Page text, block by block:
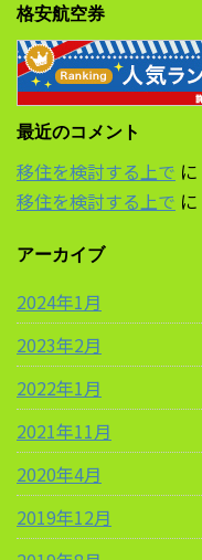
格安航空券
最近のコメント
移住を検討する上で に
移住を検討する上で に
アーカイブ
2024年1月
2023年2月
2022年1月
2021年11月
2020年4月
2019年12月